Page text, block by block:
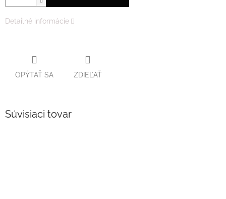
Detailné informácie
OPÝTAŤ SA ZDIEĽAŤ
Súvisiaci tovar